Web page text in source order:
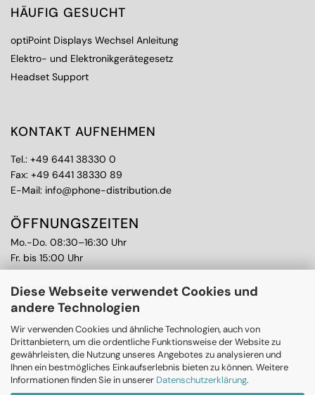
Diese Webseite verwendet Cookies und
andere Technologien
Wir verwenden Cookies und ähnliche Technologien, auch von
Drittanbietern, um die ordentliche Funktionsweise der Website zu
gewährleisten, die Nutzung unseres Angebotes zu analysieren und
Ihnen ein bestmögliches Einkaufserlebnis bieten zu können. Weitere
Informationen finden Sie in unserer Datenschutzerklärung.
HÄUFIG GESUCHT
optiPoint Displays Wechsel Anleitung
Elektro- und Elektronikgerätegesetz
Headset Support
KONTAKT AUFNEHMEN
Tel.: +49 6441 38330 0
Fax: +49 6441 38330 89
E-Mail: info@phone-distribution.de
ÖFFNUNGSZEITEN
Mo.-Do. 08:30–16:30 Uhr
Fr. bis 15:00 Uhr
WEITERE THEMEN
Ankauf
CPS Garantie
RMA